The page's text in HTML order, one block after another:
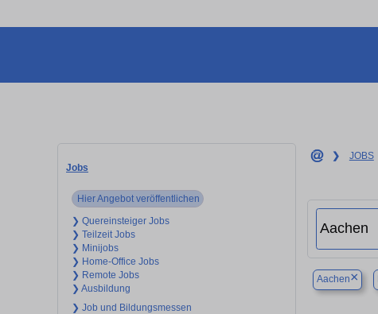
Jobs
Hier Angebot veröffentlichen
❯ Quereinsteiger Jobs
❯ Teilzeit Jobs
❯ Minijobs
❯ Home-Office Jobs
❯ Remote Jobs
❯ Ausbildung
❯ Job und Bildungsmessen
❯ JOBS
Aachen×